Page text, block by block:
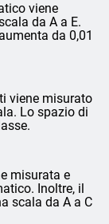
viene
da A a E.
da 0,01
viene misurato
Lo spazio di
misurata e
Inoltre, il
scala da A a C